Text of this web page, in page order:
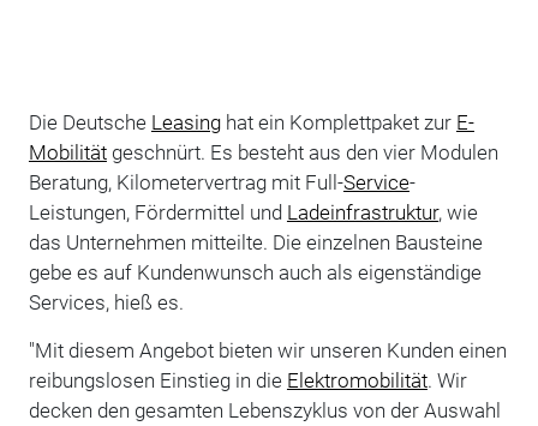
Die Deutsche Leasinghat ein Komplettpaket zur E-
Mobilitätgeschnürt. Es besteht aus den vier Modulen
Beratung, Kilometervertrag mit Full-Service-
Leistungen, Fördermittel und Ladeinfrastruktur, wie
das Unternehmen mitteilte. Die einzelnen Bausteine
gebe es auf Kundenwunsch auch als eigenständige
Services, hieß es.
"Mit diesem Angebot bieten wir unseren Kunden einen
reibungslosen Einstieg in die Elektromobilität. Wir
decken den gesamten Lebenszyklus von der Auswahl